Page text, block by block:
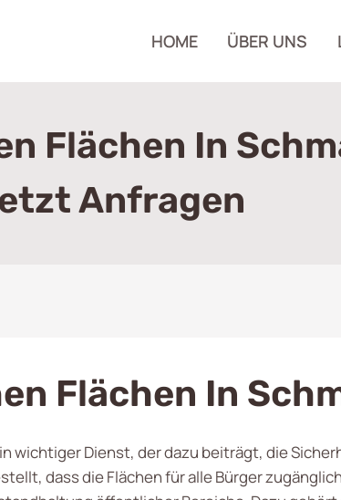
HOME ÜBER UNS
Flächen In
Anfragen
Flächen In
wichtiger Dienst, der dazu beiträgt, die
dass die Flächen für alle Bürger